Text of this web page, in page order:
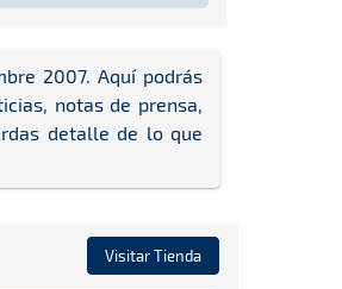
2007. Aquí podrás
notas de prensa,
detalle de lo que
Visitar Tienda